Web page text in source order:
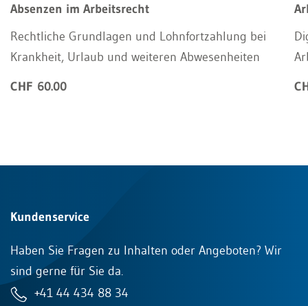
Absenzen im Arbeitsrecht
Rechtliche Grundlagen und Lohnfortzahlung bei
Krankheit, Urlaub und weiteren Abwesenheiten
CHF 60.00
Kundenservice
Haben Sie Fragen zu Inhalten oder Angeboten? Wir
sind gerne für Sie da.
+41 44 434 88 34